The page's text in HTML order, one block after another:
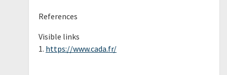
References
Visible links
1. https://www.cada.fr/